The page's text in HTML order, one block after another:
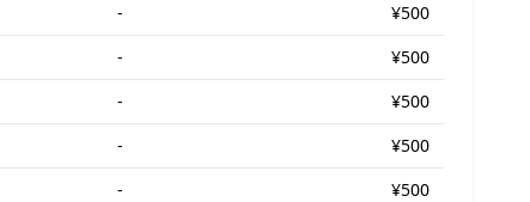
-
¥500
-
¥500
-
¥500
-
¥500
-
¥500